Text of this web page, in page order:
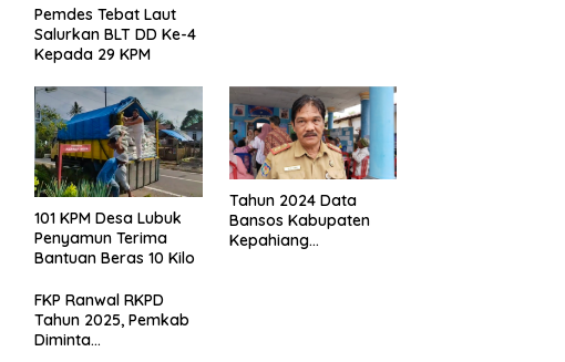
Pemdes Tebat Laut
Salurkan BLT DD Ke-4
Kepada 29 KPM
101 KPM Desa Lubuk
Penyamun Terima
Bantuan Beras 10 Kilo
Tahun 2024 Data
Bansos Kabupaten
Kepahiang
FKP Ranwal RKPD
Tahun 2025, Pemkab
Diminta